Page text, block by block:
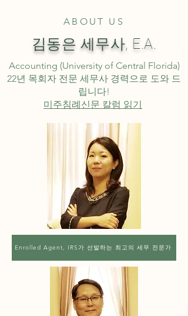
ABOUT US
김동은 세무사, E.A.
Accounting (University of Central Florida)
22년 목회자 전문 세무사 경력으로 도와 드
립니다!
미주침례신문 칼럼 읽기
Enrolled Agent, IRS가 선발하는 최고의 세무 전문가